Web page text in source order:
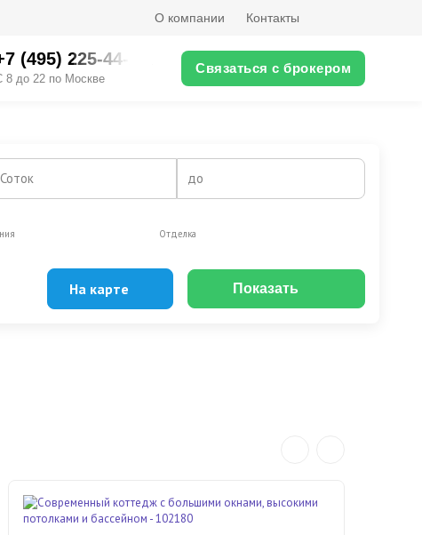
О компании Контакты
(495) 225-44-XX
8 до 22 по Москве
Связаться с брокером
Соток до
Отделка
На карте Показать